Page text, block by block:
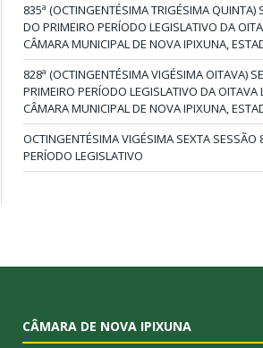
835ª (OCTINGENTÉSIMA TRIGÉSIMA QUINTA)
DO PRIMEIRO PERÍODO LEGISLATIVO DA
CÂMARA MUNICIPAL DE NOVA IPIXUNA,
828ª (OCTINGENTÉSIMA VIGÉSIMA OITAVA)
PRIMEIRO PERÍODO LEGISLATIVO DA OITAVA
CÂMARA MUNICIPAL DE NOVA IPIXUNA,
OCTINGENTÉSIMA VIGÉSIMA SEXTA SESSÃO
PERÍODO LEGISLATIVO
CÂMARA DE NOVA IPIXUNA